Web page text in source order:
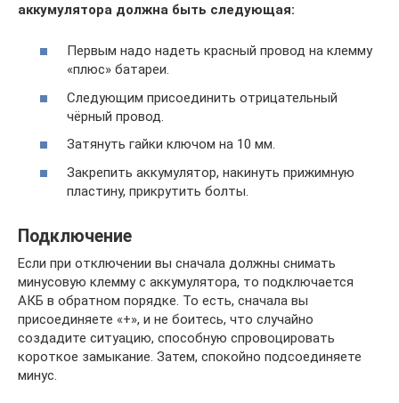
аккумулятора должна быть следующая:
Первым надо надеть красный провод на клемму
«плюс» батареи.
Следующим присоединить отрицательный
чёрный провод.
Затянуть гайки ключом на 10 мм.
Закрепить аккумулятор, накинуть прижимную
пластину, прикрутить болты.
Подключение
Если при отключении вы сначала должны снимать
минусовую клемму с аккумулятора, то подключается
АКБ в обратном порядке. То есть, сначала вы
присоединяете «+», и не боитесь, что случайно
создадите ситуацию, способную спровоцировать
короткое замыкание. Затем, спокойно подсоединяете
минус.